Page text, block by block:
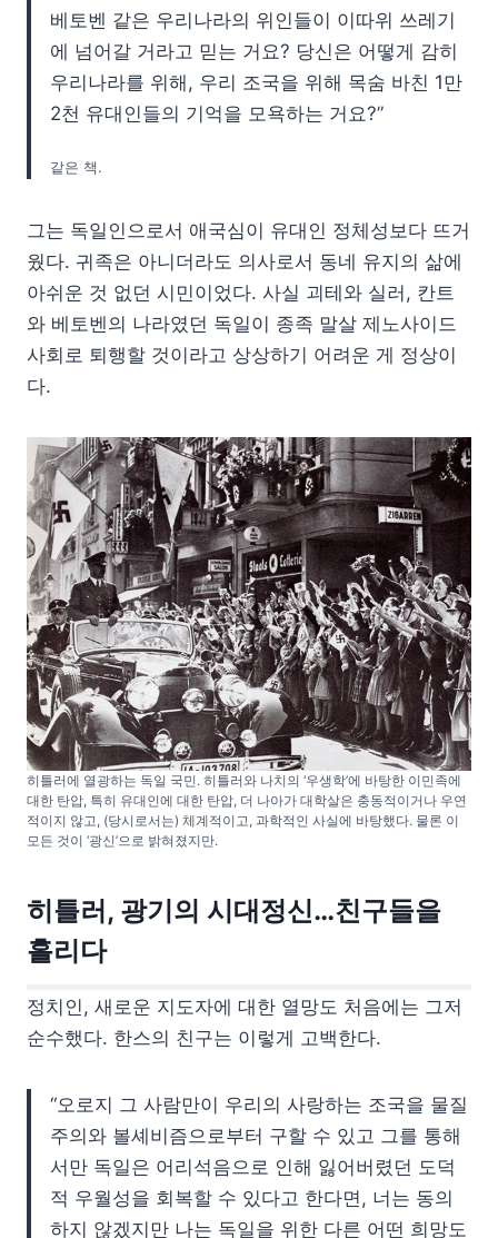
베토벤 같은 우리나라의 위인들이 이따위 쓰레기
에 넘어갈 거라고 믿는 거요? 당신은 어떻게 감히
우리나라를 위해, 우리 조국을 위해 목숨 바친 1만
2천 유대인들의 기억을 모욕하는 거요?”
같은 책.
그는 독일인으로서 애국심이 유대인 정체성보다 뜨거
웠다. 귀족은 아니더라도 의사로서 동네 유지의 삶에
아쉬운 것 없던 시민이었다. 사실 괴테와 실러, 칸트
와 베토벤의 나라였던 독일이 종족 말살 제노사이드
사회로 퇴행할 것이라고 상상하기 어려운 게 정상이
다.
히틀러에 열광하는 독일 국민. 히틀러와 나치의 ‘우생학’에 바탕한 이민족에
대한 탄압, 특히 유대인에 대한 탄압, 더 나아가 대학살은 충동적이거나 우연
적이지 않고, (당시로서는) 체계적이고, 과학적인 사실에 바탕했다. 물론 이
모든 것이 ‘광신’으로 밝혀졌지만.
히틀러, 광기의 시대정신…친구들을
홀리다
정치인, 새로운 지도자에 대한 열망도 처음에는 그저
순수했다. 한스의 친구는 이렇게 고백한다.
“오로지 그 사람만이 우리의 사랑하는 조국을 물질
주의와 볼셰비즘으로부터 구할 수 있고 그를 통해
서만 독일은 어리석음으로 인해 잃어버렸던 도덕
적 우월성을 회복할 수 있다고 한다면, 너는 동의
하지 않겠지만 나는 독일을 위한 다른 어떤 희망도